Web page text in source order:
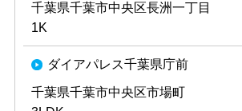
千葉県千葉市中央区長洲一丁目
1K
ダイアパレス千葉県庁前
千葉県千葉市中央区市場町